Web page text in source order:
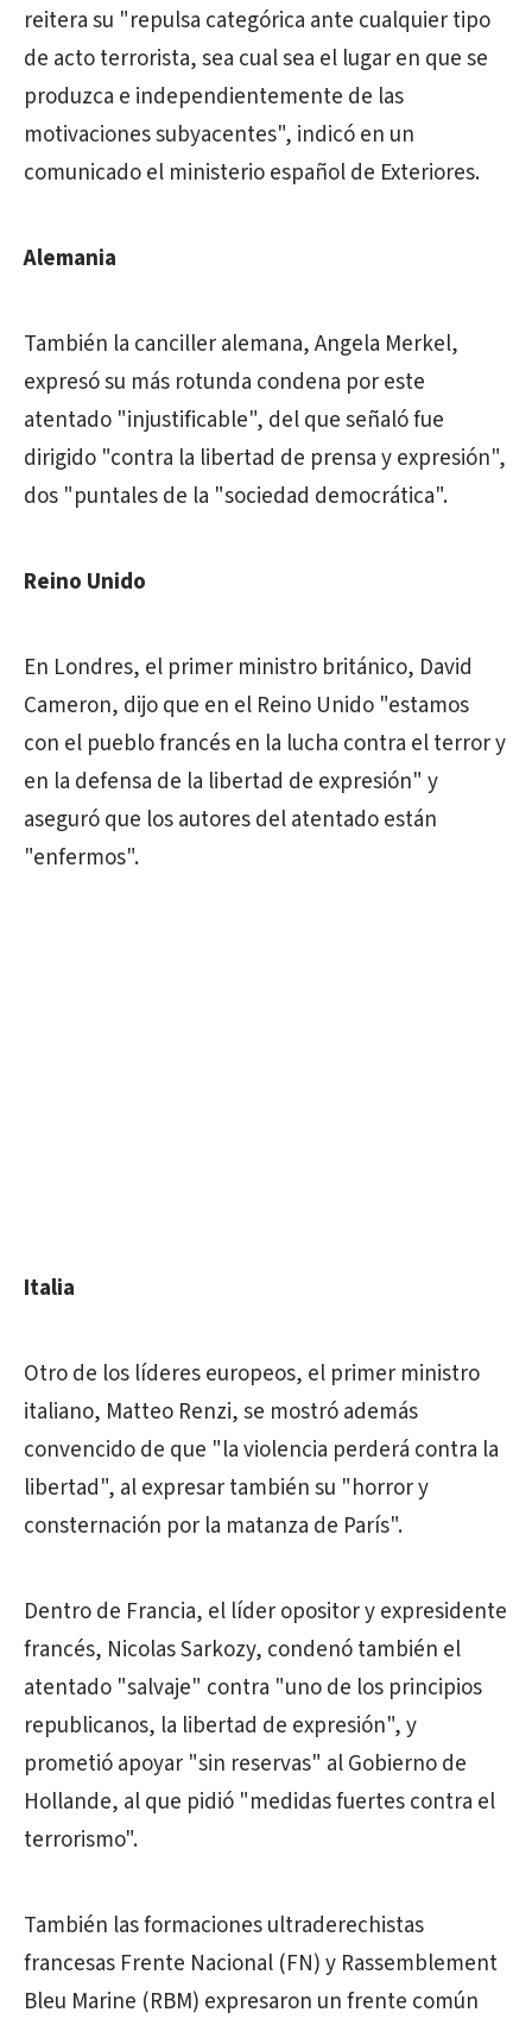
reitera su "repulsa categórica ante cualquier tipo
de acto terrorista, sea cual sea el lugar en que se
produzca e independientemente de las
motivaciones subyacentes", indicó en un
comunicado el ministerio español de Exteriores.
Alemania
También la canciller alemana, Angela Merkel,
expresó su más rotunda condena por este
atentado "injustificable", del que señaló fue
dirigido "contra la libertad de prensa y expresión",
dos "puntales de la "sociedad democrática".
Reino Unido
En Londres, el primer ministro británico, David
Cameron, dijo que en el Reino Unido "estamos
con el pueblo francés en la lucha contra el terror y
en la defensa de la libertad de expresión" y
aseguró que los autores del atentado están
"enfermos".
Italia
Otro de los líderes europeos, el primer ministro
italiano, Matteo Renzi, se mostró además
convencido de que "la violencia perderá contra la
libertad", al expresar también su "horror y
consternación por la matanza de París".
Dentro de Francia, el líder opositor y expresidente
francés, Nicolas Sarkozy, condenó también el
atentado "salvaje" contra "uno de los principios
republicanos, la libertad de expresión", y
prometió apoyar "sin reservas" al Gobierno de
Hollande, al que pidió "medidas fuertes contra el
terrorismo".
También las formaciones ultraderechistas
francesas Frente Nacional (FN) y Rassemblement
Bleu Marine (RBM) expresaron un frente común